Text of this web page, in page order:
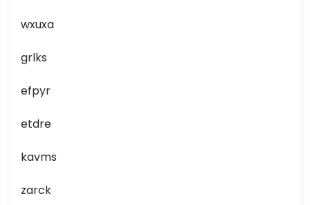
wxuxa
grlks
efpyr
etdre
kavms
zarck